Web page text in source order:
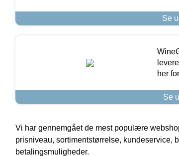
Se
her
Se
Vi har gennemgået de mest populære
prisniveau, sortimentstørrelse, kundeservice,
betalingsmuligheder.